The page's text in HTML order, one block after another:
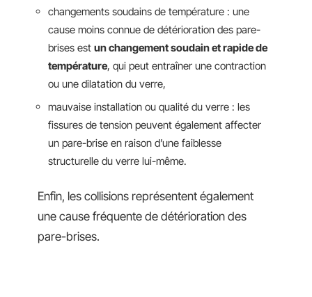
changements soudains de température : une
cause moins connue de détérioration des pare-
brises est un changement soudain et rapide de
température, qui peut entraîner une contraction
ou une dilatation du verre,
mauvaise installation ou qualité du verre : les
fissures de tension peuvent également affecter
un pare-brise en raison d’une faiblesse
structurelle du verre lui-même.
Enfin, les collisions représentent également
une cause fréquente de détérioration des
pare-brises.